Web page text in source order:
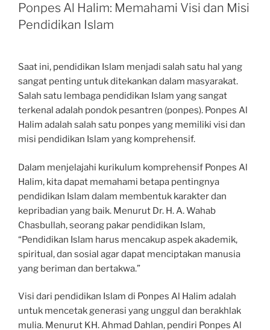
Ponpes Al Halim: Memahami Visi dan Misi
Pendidikan Islam
Saat ini, pendidikan Islam menjadi salah satu hal yang
sangat penting untuk ditekankan dalam masyarakat.
Salah satu lembaga pendidikan Islam yang sangat
terkenal adalah pondok pesantren (ponpes). Ponpes Al
Halim adalah salah satu ponpes yang memiliki visi dan
misi pendidikan Islam yang komprehensif.
Dalam menjelajahi kurikulum komprehensif Ponpes Al
Halim, kita dapat memahami betapa pentingnya
pendidikan Islam dalam membentuk karakter dan
kepribadian yang baik. Menurut Dr. H. A. Wahab
Chasbullah, seorang pakar pendidikan Islam,
“Pendidikan Islam harus mencakup aspek akademik,
spiritual, dan sosial agar dapat menciptakan manusia
yang beriman dan bertakwa.”
Visi dari pendidikan Islam di Ponpes Al Halim adalah
untuk mencetak generasi yang unggul dan berakhlak
mulia. Menurut KH. Ahmad Dahlan, pendiri Ponpes Al